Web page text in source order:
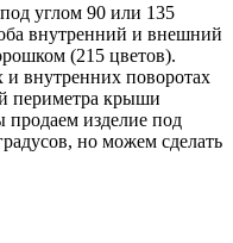
углом 90 или 135
внутренний и внешний
(215 цветов).
и внутренних поворотах
периметра крыши
продаем изделие под
но можем сделать